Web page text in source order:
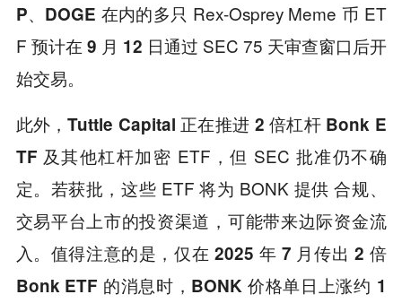
P、DOGE 在内的多只 Rex-Osprey Meme 币 ET
F 预计在 9 月 12 日通过 SEC 75 天审查窗口后开
始交易。
此外，Tuttle Capital 正在推进 2 倍杠杆 Bonk E
TF 及其他杠杆加密 ETF，但 SEC 批准仍不确
定。若获批，这些 ETF 将为 BONK 提供 合规、
交易平台上市的投资渠道 ，可能带来边际资金流
入。值得注意的是，仅在 2025 年 7 月传出 2 倍
Bonk ETF 的消息时，BONK 价格单日上涨约 1